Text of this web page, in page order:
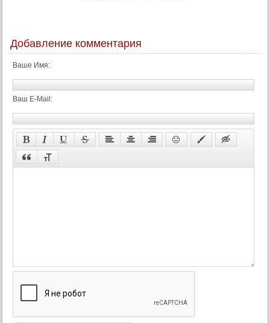
85 серия
88 серия
90 серия
91 серия
92 серия
Добавление комментария
Ваше Имя:
Ваш E-Mail: